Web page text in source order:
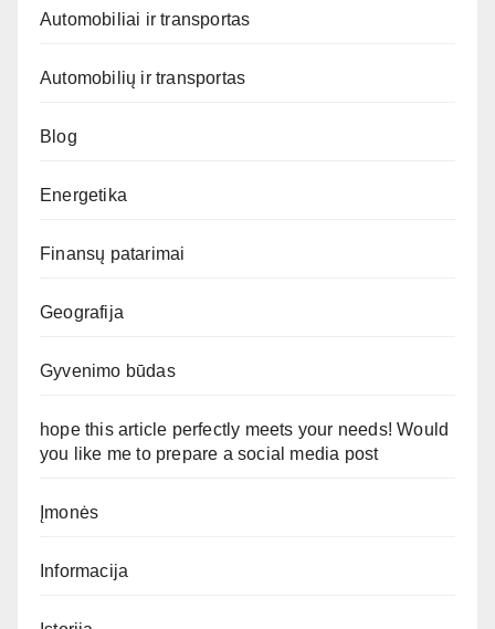
Automobiliai ir transportas
Automobilių ir transportas
Blog
Energetika
Finansų patarimai
Geografija
Gyvenimo būdas
hope this article perfectly meets your needs! Would
you like me to prepare a social media post
Įmonės
Informacija